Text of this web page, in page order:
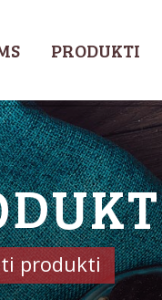
PRODUKTI
produkti